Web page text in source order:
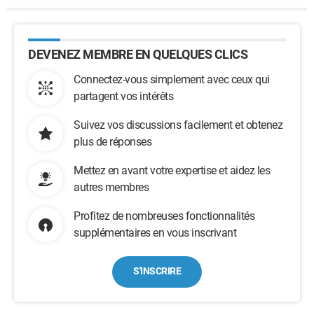
DEVENEZ MEMBRE EN QUELQUES CLICS
Connectez-vous simplement avec ceux qui
partagent vos intérêts
Suivez vos discussions facilement et obtenez
plus de réponses
Mettez en avant votre expertise et aidez les
autres membres
Profitez de nombreuses fonctionnalités
supplémentaires en vous inscrivant
S'INSCRIRE